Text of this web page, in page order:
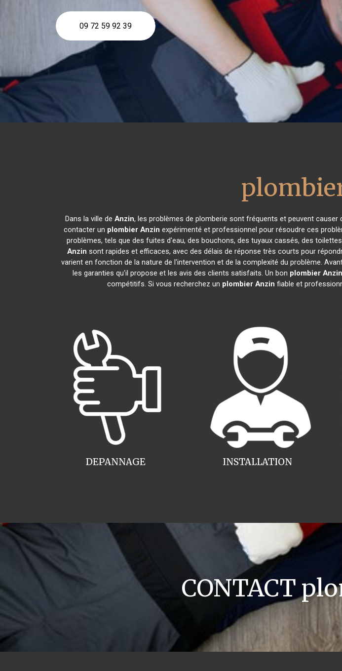
09 72 59 92 39
Dans la ville de Anzin, les problèmes de plomberie sont fréquents et peuvent
contacter un plombier Anzin expérimenté et professionnel pour résoudre ces
problèmes, tels que des fuites d'eau, des bouchons, des tuyaux cassés, des
Anzin sont rapides et efficaces, avec des délais de réponse très courts pour
varient en fonction de la nature de l'intervention et de la complexité du problème.
les garanties qu'il propose et les avis des clients satisfaits. Un bon plombier Anzin
compétitifs. Si vous recherchez un plombier Anzin fiable et
INSTALLATION
DEPANNAGE
CONTACT